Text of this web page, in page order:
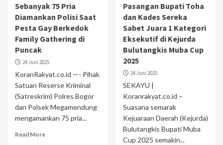
Sebanyak 75 Pria
Diamankan Polisi Saat
Pesta Gay Berkedok
Family Gathering di
Puncak
24 Juni 2025
KoranRakyat.co.id —- Pihak
Satuan Reserse Kriminal
(Satreskrim) Polres Bogor
dan Polsek Megamendung
mengamankan 75 pria...
Read More
Pasangan Bupati Toha
dan Kades Sereka
Sabet Juara 1 Kategori
Eksekutif di Kejurda
Bulutangkis Muba Cup
2025
24 Juni 2025
SEKAYU |
Koranrakyat.co.id –
Suasana semarak
Kejuaraan Daerah (Kejurda)
Bulutangkis Bupati Muba
Cup 2025 semakin...